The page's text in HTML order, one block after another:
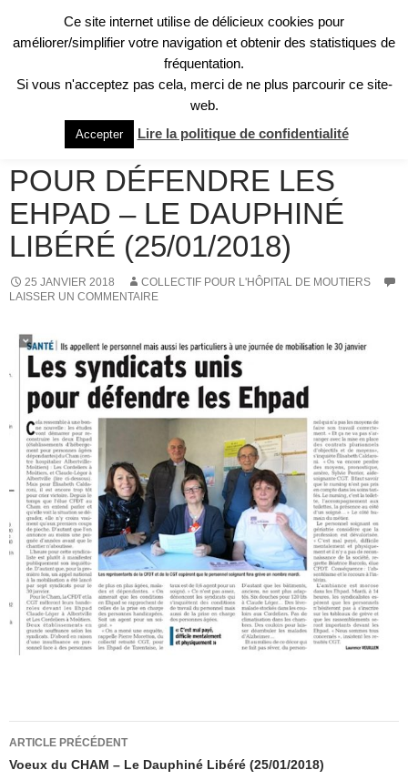
Collectif pour l'Hôpital de Moûtiers
LES SYNDICATS UNIS
POUR DÉFENDRE LES
EHPAD – LE DAUPHINÉ
LIBÉRÉ (25/01/2018)
25 JANVIER 2018
COLLECTIF POUR L'HÔPITAL DE MOUTIERS
LAISSER UN COMMENTAIRE
Navigation
des
ARTICLE PRÉCÉDENT
Voeux du CHAM – Le Dauphiné Libéré (25/01/2018)
Ce site internet utilise de délicieux cookies pour
améliorer/simplifier votre navigation et obtenir des statistiques de
fréquentation.
Si vous n'acceptez pas cela, merci de ne plus parcourir ce site-
web.
Accepter Lire la politique de confidentialité